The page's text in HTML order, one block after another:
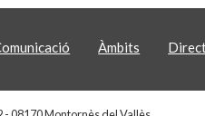
Àmbits